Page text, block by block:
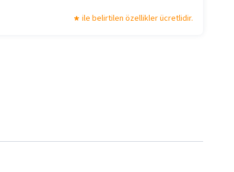
ile belirtilen özellikler ücretlidir.